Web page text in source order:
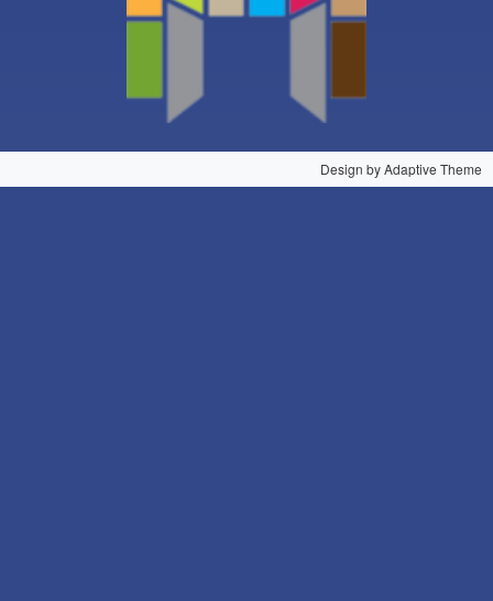
Design by Adaptive Theme